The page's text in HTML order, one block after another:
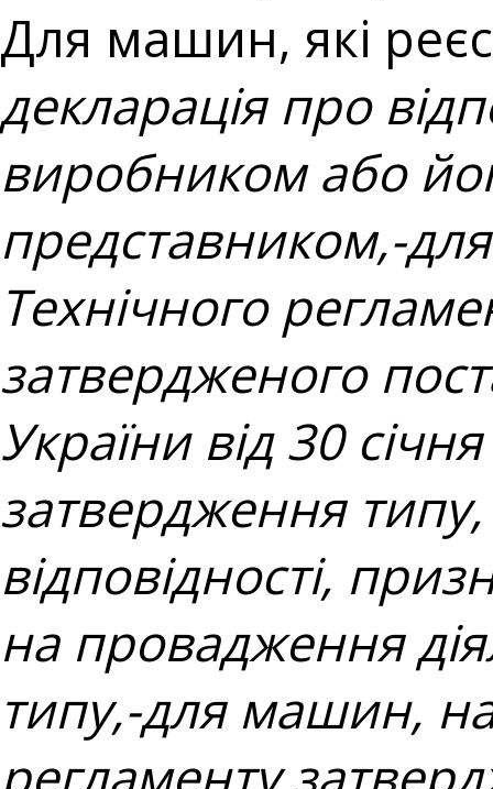
Для машин, які
декларація про
виробником або
представником,-
Технічного
затвердженого
України від 30
затвердження
відповідності,
на провадження
типу,-для машин,